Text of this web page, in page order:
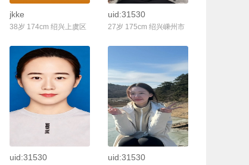
jkke
38岁 174cm 绍兴上虞区
联系Ta
uid:31530
27岁 175cm 绍兴嵊州市
联系Ta
uid:31530 联系Ta
uid:31530